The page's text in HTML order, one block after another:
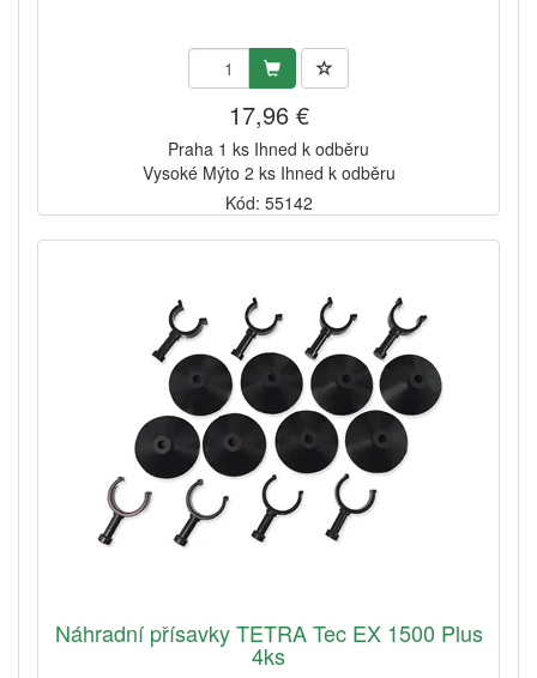
17,96 €
Praha 1 ks Ihned k odběru
Vysoké Mýto 2 ks Ihned k odběru
Kód: 55142
Náhradní přísavky TETRA Tec EX 1500 Plus
4ks